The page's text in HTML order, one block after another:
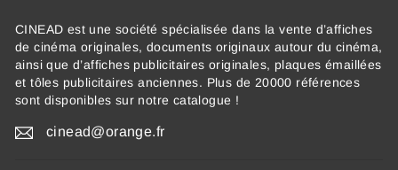
CINEAD est une société spécialisée dans la vente d’affiches
de cinéma originales, documents originaux autour du cinéma,
ainsi que d’affiches publicitaires originales, plaques émaillées
et tôles publicitaires anciennes. Plus de 20000 références
sont disponibles sur notre catalogue !
cinead@orange.fr